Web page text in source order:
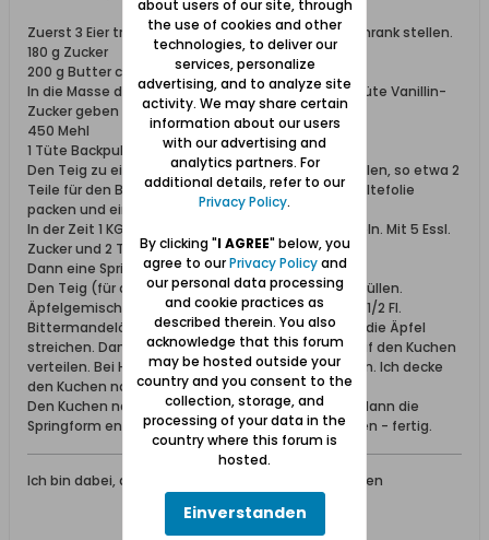
Zuerst 3 Eier trennen und das Eiweiß in den Kühlschrank stellen.
180 g Zucker
200 g Butter cremig rühren.
In die Masse dann das Eigelb, 100 ml Sahne und 1 Tüte Vanillin-
Zucker geben und gut verrühren.
450 Mehl
1 Tüte Backpulver mischen und unterrühren.
Den Teig zu einer Rolle formen und in 2 Teile einteilen, so etwa 2
Teile für den Boden, 1 Teil für den Belag. In Frischhaltefolie
packen und einfrieren (2-3 Stunden).
In der Zeit 1 KG Äpfel schälen, entkernen und raspeln. Mit 5 Essl.
Zucker und 2 Teel. Zimt mischen.
Dann eine Springform einfetten.
Den Teig (für den Boden) raspeln und in die Form füllen.
Äpfelgemisch einfüllen. Eiweiß steif schlagen und 1/2 Fl.
Bittermandelöl unterheben und den Eischnee auf die Äpfel
streichen. Dann den restlichen Tag raspeln und auf den Kuchen
verteilen. Bei Heißluft 160 °C ca. 60 Minuten backen. Ich decke
den Kuchen nach 45 Minuten mit Alufolie ab.
Den Kuchen nach dem Backen auskühlen lassen, dann die
Springform entnehmen. Mit Puderzucker bestäuben - fertig.
Ich bin dabei, das Trauma meiner Familie aufzulösen
about users of our site, through
the use of cookies and other
technologies, to deliver our
services, personalize
advertising, and to analyze site
activity. We may share certain
information about our users
with our advertising and
analytics partners. For
additional details, refer to our
Privacy Policy.
By clicking "I AGREE" below, you
agree to ourPrivacy Policyand
our personal data processing
and cookie practices as
described therein. You also
acknowledge that this forum
may be hosted outside your
country and you consent to the
collection, storage, and
processing of your data in the
country where this forum is
hosted.
Einverstanden